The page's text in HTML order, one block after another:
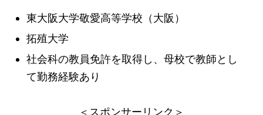
東大阪大学敬愛高等学校（大阪）
拓殖大学
社会科の教員免許を取得し、母校で教師とし
て勤務経験あり
＜スポンサーリンク＞